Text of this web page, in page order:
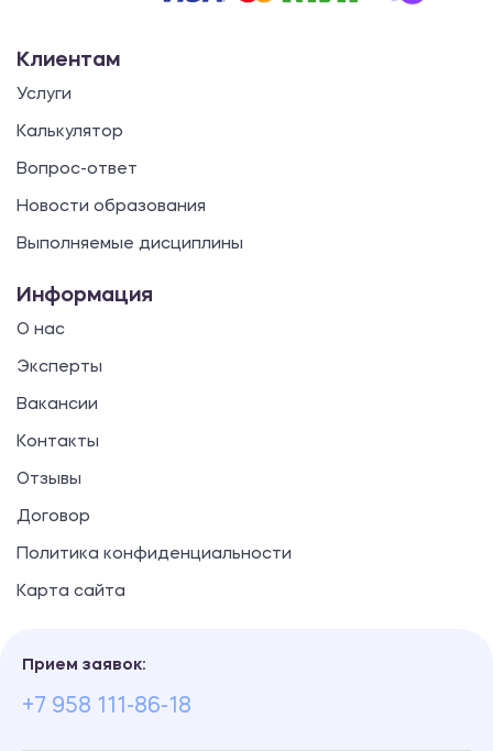
Клиентам
Услуги
Калькулятор
Вопрос-ответ
Новости образования
Выполняемые дисциплины
Информация
О нас
Эксперты
Вакансии
Контакты
Отзывы
Договор
Политика конфиденциальности
Карта сайта
Прием заявок:
+7 958 111-86-18